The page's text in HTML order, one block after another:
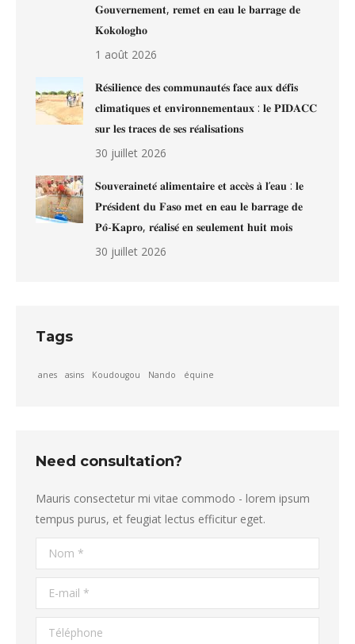
𝐆𝐨𝐮𝐯𝐞𝐫𝐧𝐞𝐦𝐞𝐧𝐭, 𝐫𝐞𝐦𝐞𝐭 𝐞𝐧 𝐞𝐚𝐮 𝐥𝐞 𝐛𝐚𝐫𝐫𝐚𝐠𝐞 𝐝𝐞
𝐊𝐨𝐤𝐨𝐥𝐨𝐠𝐡𝐨
1 août 2026
𝐑𝐞́𝐬𝐢𝐥𝐢𝐞𝐧𝐜𝐞 𝐝𝐞𝐬 𝐜𝐨𝐦𝐦𝐮𝐧𝐚𝐮𝐭𝐞́𝐬 𝐟𝐚𝐜𝐞 𝐚𝐮𝐱 𝐝𝐞́𝐟𝐢𝐬
𝐜𝐥𝐢𝐦𝐚𝐭𝐢𝐪𝐮𝐞𝐬 𝐞𝐭 𝐞𝐧𝐯𝐢𝐫𝐨𝐧𝐧𝐞𝐦𝐞𝐧𝐭𝐚𝐮𝐱 : 𝐥𝐞 𝐏𝐈𝐃𝐀𝐂𝐂
𝐬𝐮𝐫 𝐥𝐞𝐬 𝐭𝐫𝐚𝐜𝐞𝐬 𝐝𝐞 𝐬𝐞𝐬 𝐫𝐞́𝐚𝐥𝐢𝐬𝐚𝐭𝐢𝐨𝐧𝐬
30 juillet 2026
𝐒𝐨𝐮𝐯𝐞𝐫𝐚𝐢𝐧𝐞𝐭𝐞́ 𝐚𝐥𝐢𝐦𝐞𝐧𝐭𝐚𝐢𝐫𝐞 𝐞𝐭 𝐚𝐜𝐜𝐞̀𝐬 𝐚̀ 𝐥’𝐞𝐚𝐮 : 𝐥𝐞
𝐏𝐫𝐞́𝐬𝐢𝐝𝐞𝐧𝐭 𝐝𝐮 𝐅𝐚𝐬𝐨 𝐦𝐞𝐭 𝐞𝐧 𝐞𝐚𝐮 𝐥𝐞 𝐛𝐚𝐫𝐫𝐚𝐠𝐞 𝐝𝐞
𝐏𝐨̂-𝐊𝐚𝐩𝐫𝐨, 𝐫𝐞́𝐚𝐥𝐢𝐬𝐞́ 𝐞𝐧 𝐬𝐞𝐮𝐥𝐞𝐦𝐞𝐧𝐭 𝐡𝐮𝐢𝐭 𝐦𝐨𝐢𝐬
30 juillet 2026
Tags
anes asins Koudougou Nando équine
Need consultation?
Mauris consectetur mi vitae commodo - lorem ipsum
tempus purus, et feugiat lectus efficitur eget.
Nom *
E-mail *
Téléphone